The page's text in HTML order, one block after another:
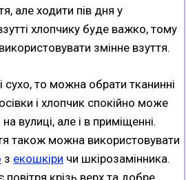
але ходити пів дня у
хлопчику буде важко, тому
змінне взуття.
сухо, то можна обрати тканинні
і хлопчик спокійно може
вулиці, але і в приміщенні.
також можна використовувати
з екошкіри чи шкірозамінника.
повітря крізь верх та добре